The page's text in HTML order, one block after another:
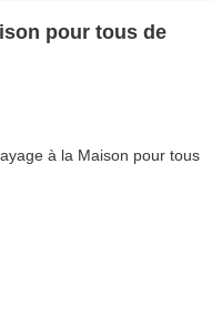
pour tous de